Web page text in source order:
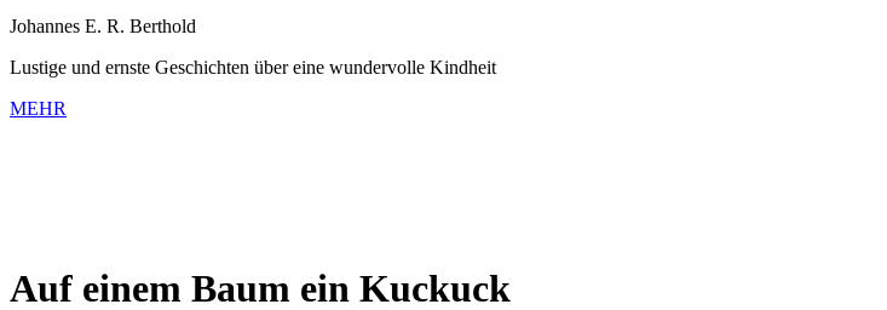
Johannes E. R. Berthold
Lustige und ernste Geschichten über eine wundervolle Kindheit
MEHR
Auf einem Baum ein Kuckuck